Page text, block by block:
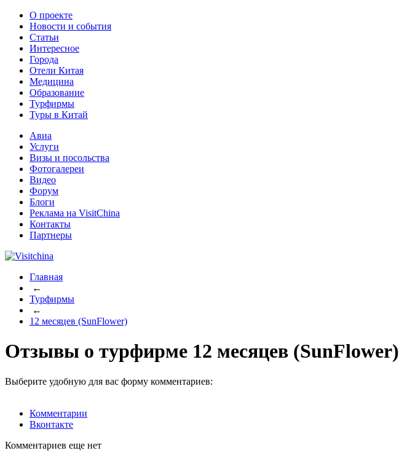
О проекте
Новости и события
Статьи
Интересное
Города
Отели Китая
Медицина
Образование
Турфирмы
Туры в Китай
Авиа
Услуги
Визы и посольства
Фотогалереи
Видео
Форум
Блоги
Реклама на VisitChina
Контакты
Партнеры
Главная
←
Турфирмы
←
12 месяцев (SunFlower)
Отзывы о турфирме 12 месяцев (SunFlower)
Выберите удобную для вас форму комментариев:
Комментарии
Вконтакте
Комментариев еще нет